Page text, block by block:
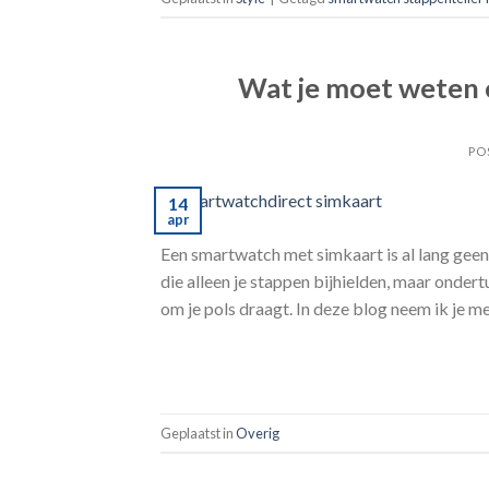
Wat je moet weten
14
apr
Een smartwatch met simkaart is al lang
die alleen je stappen bijhielden, maar
om je pols draagt. In deze blog neem ik je
Geplaatst inOverig